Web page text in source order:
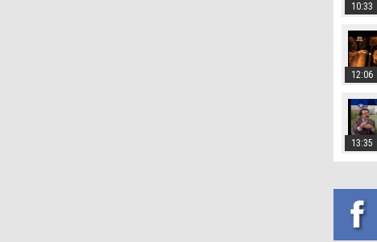
10:33
12:06
13:35